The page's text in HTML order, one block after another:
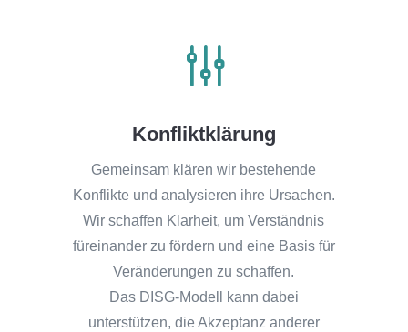
g
Konfliktklärung
Gemeinsam klären wir bestehende
Konflikte und analysieren ihre Ursachen.
Wir schaffen Klarheit, um Verständnis
füreinander zu fördern und eine Basis für
Veränderungen zu schaffen.
Das DISG-Modell kann dabei
unterstützen, die Akzeptanz anderer